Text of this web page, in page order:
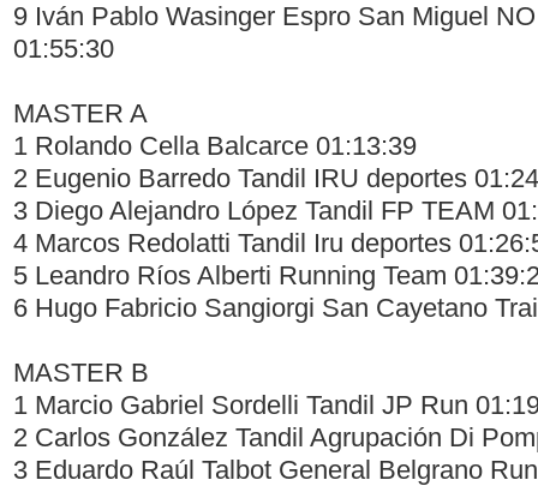
9 Iván Pablo Wasinger Espro San Miguel
01:55:30
MASTER A
1 Rolando Cella Balcarce 01:13:39
2 Eugenio Barredo Tandil IRU deportes
3 Diego Alejandro López Tandil FP TEAM
4 Marcos Redolatti Tandil Iru deportes
5 Leandro Ríos Alberti Running Team
6 Hugo Fabricio Sangiorgi San Cayetano
MASTER B
1 Marcio Gabriel Sordelli Tandil JP Run
2 Carlos González Tandil Agrupación Di
3 Eduardo Raúl Talbot General Belgrano